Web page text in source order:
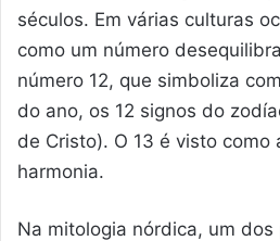
séculos. Em várias culturas
como um número
número 12, que simboliza
do ano, os 12 signos do
de Cristo). O 13 é visto como
harmonia.
Na mitologia nórdica, um